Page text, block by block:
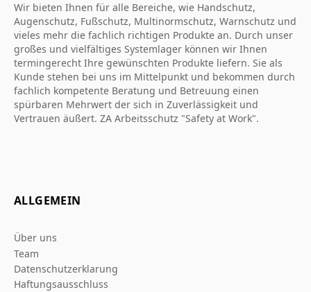
Wir bieten Ihnen für alle Bereiche, wie Handschutz,
Augenschutz, Fußschutz, Multinormschutz, Warnschutz und
vieles mehr die fachlich richtigen Produkte an. Durch unser
großes und vielfältiges Systemlager können wir Ihnen
termingerecht Ihre gewünschten Produkte liefern. Sie als
Kunde stehen bei uns im Mittelpunkt und bekommen durch
fachlich kompetente Beratung und Betreuung einen
spürbaren Mehrwert der sich in Zuverlässigkeit und
Vertrauen äußert. ZA Arbeitsschutz "Safety at Work".
ALLGEMEIN
Über uns
Team
Datenschutzerklarung
Haftungsausschluss